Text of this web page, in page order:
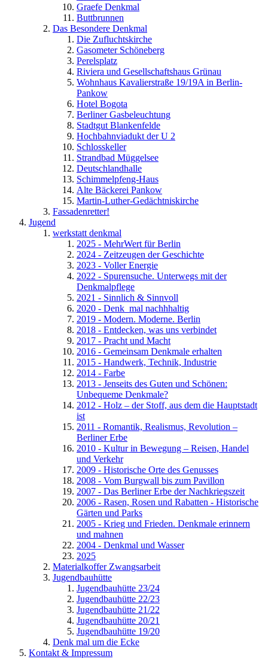
Graefe Denkmal
Buttbrunnen
Das Besondere Denkmal
Die Zufluchtskirche
Gasometer Schöneberg
Perelsplatz
Riviera und Gesellschaftshaus Grünau
Wohnhaus Kavalierstraße 19/19A in Berlin-
Pankow
Hotel Bogota
Berliner Gasbeleuchtung
Stadtgut Blankenfelde
Hochbahnviadukt der U 2
Schlosskeller
Strandbad Müggelsee
Deutschlandhalle
Schimmelpfeng-Haus
Alte Bäckerei Pankow
Martin-Luther-Gedächtniskirche
Fassadenretter!
Jugend
werkstatt denkmal
2025 - MehrWert für Berlin
2024 - Zeitzeugen der Geschichte
2023 - Voller Energie
2022 - Spurensuche. Unterwegs mit der
Denkmalpflege
2021 - Sinnlich & Sinnvoll
2020 - Denk_mal nachhhaltig
2019 - Modern. Moderne. Berlin
2018 - Entdecken, was uns verbindet
2017 - Pracht und Macht
2016 - Gemeinsam Denkmale erhalten
2015 - Handwerk, Technik, Industrie
2014 - Farbe
2013 - Jenseits des Guten und Schönen:
Unbequeme Denkmale?
2012 - Holz – der Stoff, aus dem die Hauptstadt
ist
2011 - Romantik, Realismus, Revolution –
Berliner Erbe
2010 - Kultur in Bewegung – Reisen, Handel
und Verkehr
2009 - Historische Orte des Genusses
2008 - Vom Burgwall bis zum Pavillon
2007 - Das Berliner Erbe der Nachkriegszeit
2006 - Rasen, Rosen und Rabatten - Historische
Gärten und Parks
2005 - Krieg und Frieden. Denkmale erinnern
und mahnen
2004 - Denkmal und Wasser
2025
Materialkoffer Zwangsarbeit
Jugendbauhütte
Jugendbauhütte 23/24
Jugendbauhütte 22/23
Jugendbauhütte 21/22
Jugendbauhütte 20/21
Jugendbauhütte 19/20
Denk mal um die Ecke
Kontakt & Impressum